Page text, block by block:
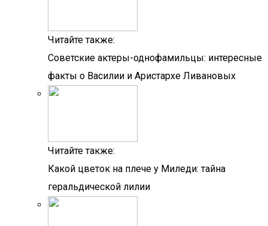
Читайте также:
Советские актеры-однофамильцы: интересные
факты о Василии и Аристархе Ливановых
Читайте также:
Какой цветок на плече у Миледи: тайна
геральдической лилии